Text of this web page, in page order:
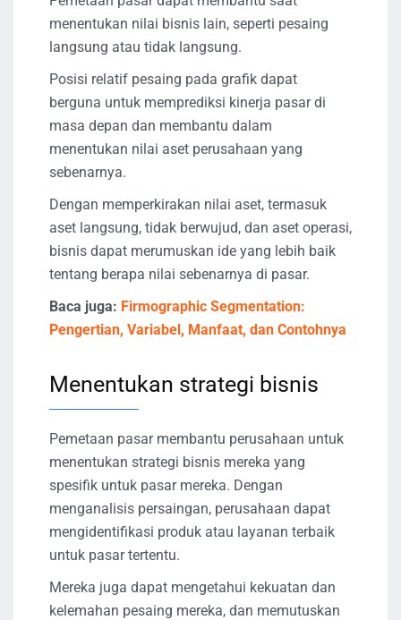
menentukan nilai bisnis lain, seperti pesaing
langsung atau tidak langsung.
Posisi relatif pesaing pada grafik dapat
berguna untuk memprediksi kinerja pasar di
masa depan dan membantu dalam
menentukan nilai aset perusahaan yang
sebenarnya.
Dengan memperkirakan nilai aset, termasuk
aset langsung, tidak berwujud, dan aset operasi,
bisnis dapat merumuskan ide yang lebih baik
tentang berapa nilai sebenarnya di pasar.
Baca juga: Firmographic Segmentation:
Pengertian, Variabel, Manfaat, dan Contohnya
Menentukan strategi bisnis
Pemetaan pasar membantu perusahaan untuk
menentukan strategi bisnis mereka yang
spesifik untuk pasar mereka. Dengan
menganalisis persaingan, perusahaan dapat
mengidentifikasi produk atau layanan terbaik
untuk pasar tertentu.
Mereka juga dapat mengetahui kekuatan dan
kelemahan pesaing mereka, dan memutuskan